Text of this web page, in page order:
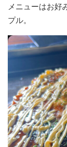
メニューはお好
プル。